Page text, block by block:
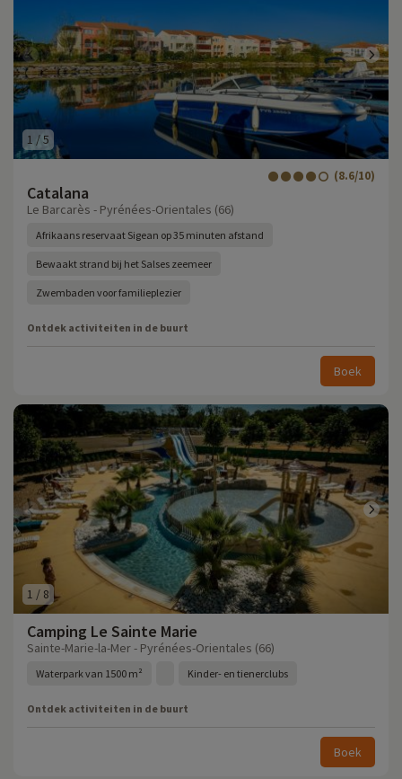
1 /5
Catalana
(8.6/10)
Le Barcarès - Pyrénées-Orientales (66)
Afrikaans reservaat Sigean op 35 minuten afstand
Bewaakt strand bij het Salses zeemeer
Zwembaden voor familieplezier
Ontdek activiteiten in de buurt
Boek
1 / 8
Camping Le Sainte Marie
Sainte-Marie-la-Mer - Pyrénées-Orientales (66)
Waterpark van 1500 m² Kinder- en tienerclubs
Ontdek activiteiten in de buurt
Boek